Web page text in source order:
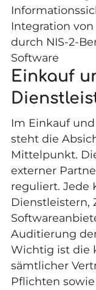
Integration
durch NIS-2-
Software
Einkauf
Im Einkauf
steht die
Mittelpunkt.
externer
reguliert. Jede
Dienstleistern,
Auditierung
Wichtig ist die
sämtlicher
Pflichten